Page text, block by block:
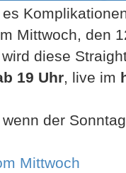
Mittwoch, den
diese
19 Uhr, live im
der
Mittwoch